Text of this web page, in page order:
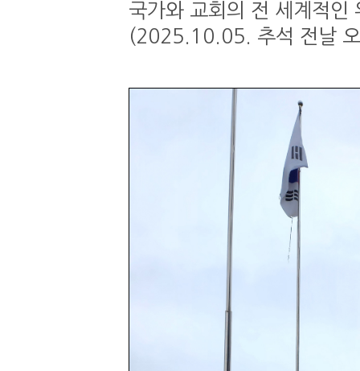
국가와 교회의 전 세계적인
(2025.10.05. 추석 전날